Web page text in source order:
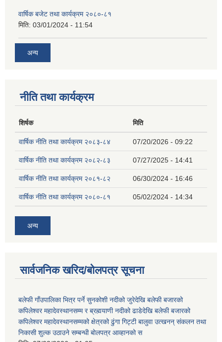
वार्षिक बजेट तथा कार्यक्रम २०८०-८१
मिति: 03/01/2024 - 11:54
अन्य
नीति तथा कार्यक्रम
शिर्षक मिति
वार्षिक नीति तथा कार्यक्रम २०८३-८४ 07/20/2026 - 09:22
वार्षिक नीति तथा कार्यक्रम २०८२-८३ 07/27/2025 - 14:41
वार्षिक नीति तथा कार्यक्रम २०८१-८२ 06/30/2024 - 16:46
वार्षिक नीति तथा कार्यक्रम २०८०-८१ 05/02/2024 - 14:34
अन्य
सार्वजनिक खरिद/बोलपत्र सूचना
बलेफी गाँउपालिका भित्र पर्ने सुनकोशी नदीको जुरेदेखि बलेफी बजारको
कपिलेश्वर महादेवस्थानसम्म र ब्रह्मयाणी नदीको ढाडेदेखि बलेफी बजारको
कपिलेश्वर महादेवस्थानसम्मको क्षेत्रको ढुंगा गिट्टी बालुवा उत्खनन् संकलन तथा
निकासी शुल्क उठाउने सम्बन्धी बोलपत्र आव्हानको स